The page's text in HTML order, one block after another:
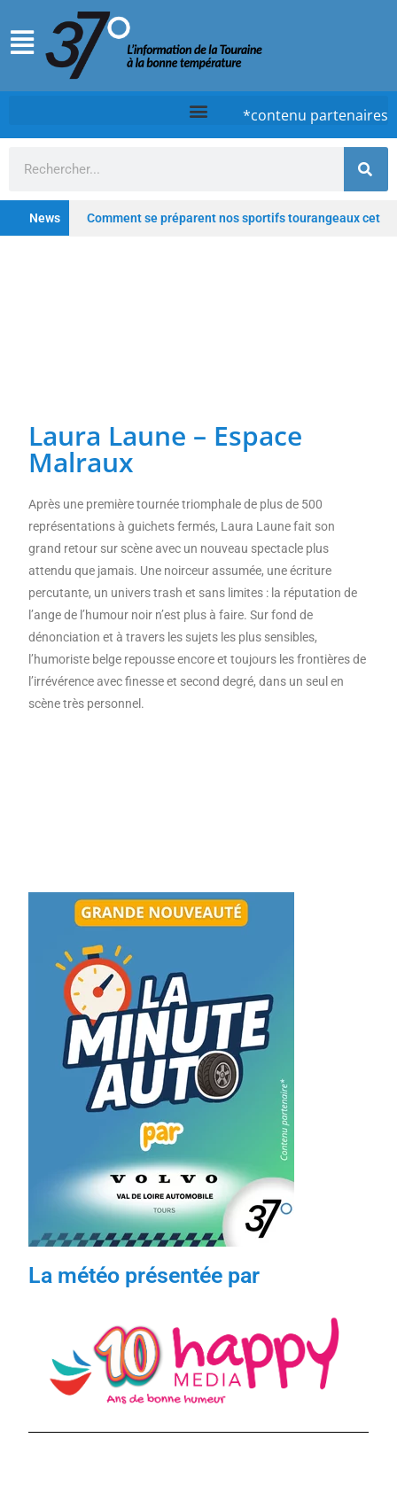
*contenu partenaires
News Comment se préparent nos sportifs tourangeaux cet
(re)découvrir le CCC OD « On veut mettre le feu à
Tonnellé » : le nouveau président de l’US Tours Rugby voit
grand
Laura Laune – Espace
Malraux
Après une première tournée triomphale de plus de 500
représentations à guichets fermés, Laura Laune fait son
grand retour sur scène avec un nouveau spectacle plus
attendu que jamais. Une noirceur assumée, une écriture
percutante, un univers trash et sans limites : la réputation de
l’ange de l’humour noir n’est plus à faire. Sur fond de
dénonciation et à travers les sujets les plus sensibles,
l’humoriste belge repousse encore et toujours les frontières de
l’irrévérence avec finesse et second degré, dans un seul en
scène très personnel.
La météo présentée par